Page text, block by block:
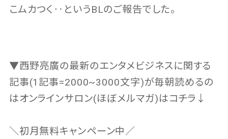
こムカつく‥というBLのご報告でした。
▼西野亮廣の最新のエンタメビジネスに関する
記事(1記事=2000~3000文字)が毎朝読めるの
はオンラインサロン(ほぼメルマガ)はコチラ↓
＼初月無料キャンペーン中／